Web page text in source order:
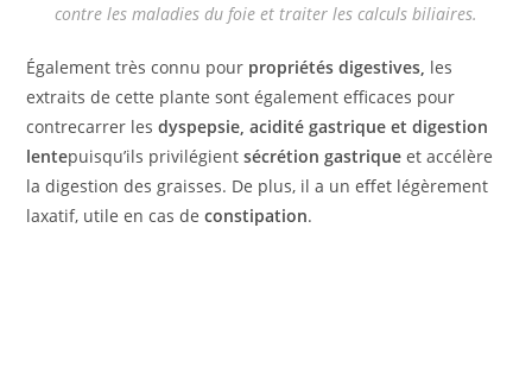
contre les maladies du foie et traiter les calculs biliaires.
Également très connu pour propriétés digestives, les
extraits de cette plante sont également efficaces pour
contrecarrer lesdyspepsie, acidité gastrique et digestion
lentepuisqu’ils privilégientsécrétion gastrique et accélère
la digestion des graisses. De plus, il a un effet légèrement
laxatif, utile en cas deconstipation.